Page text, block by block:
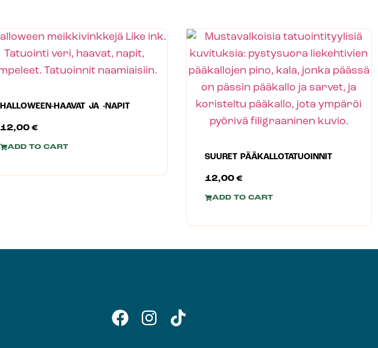
HALLOWEEN-HAAVAT JA -NAPIT
12,00 €
ADD TO CART
SUURET PÄÄKALLOTATUOINNIT
12,00 €
ADD TO CART